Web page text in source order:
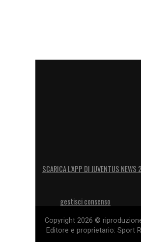
SCARICA L’APP DI JUVENTUS NEWS
gestisci consenso
Copyright 2026 ©
Editore e proprietario: Sport